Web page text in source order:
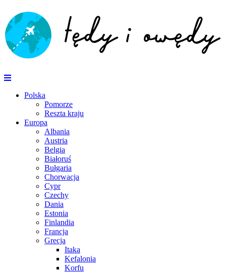
Polska
Pomorze
Reszta kraju
Europa
Albania
Austria
Belgia
Białoruś
Bułgaria
Chorwacja
Cypr
Czechy
Dania
Estonia
Finlandia
Francja
Grecja
Itaka
Kefalonia
Korfu